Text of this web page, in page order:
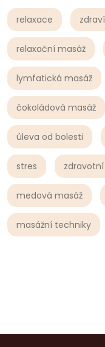
relaxace zdraví
relaxační masáž
lymfatická masáž
čokoládová masáž
úleva od bolesti
stres
medová masáž
masážní techniky